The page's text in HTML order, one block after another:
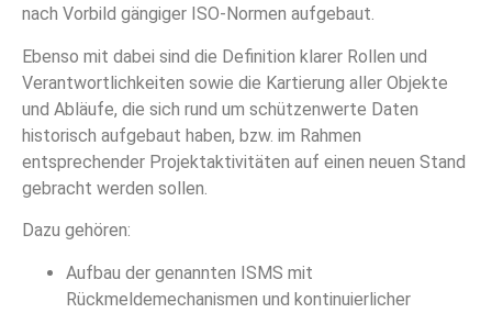
nach Vorbild gängiger ISO-Normen aufgebaut.
Ebenso mit dabei sind die Definition klarer Rollen und
Verantwortlichkeiten sowie die Kartierung aller Objekte
und Abläufe, die sich rund um schützenwerte Daten
historisch aufgebaut haben, bzw. im Rahmen
entsprechender Projektaktivitäten auf einen neuen Stand
gebracht werden sollen.
Dazu gehören:
Aufbau der genannten ISMS mit
Rückmeldemechanismen und kontinuierlicher